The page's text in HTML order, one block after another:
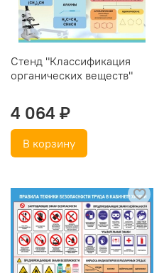
Стенд "Классификация
органических веществ"
4 064 ₽
В корзину